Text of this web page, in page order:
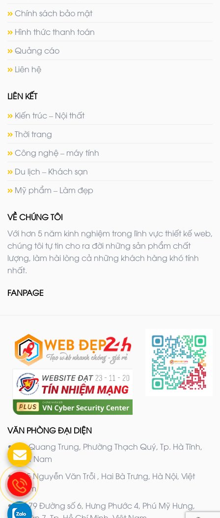
Chính sách bảo mật
Hình thức thanh toán
Quảng cáo
Liên hệ
LIÊN KẾT
Kiến trúc – Nội thất
Thời trang
Công nghệ – máy tính
Du lịch – Khách sạn
Mỹ phẩm – Làm đẹp
VỀ CHÚNG TÔI
Với hơn 5 năm kinh nghiệm trong lĩnh vực thiết kế web,
chúng tôi tự tin cho ra đời những sản phẩm chất
lượng, làm hài lòng cả những khách hàng khó tính
nhất.
FANPAGE
VĂN PHÒNG ĐẠI DIỆN
20 Quang Trung, Phường Thạch Quý, Tp. Hà Tĩnh,
Việt Nam
205 Nguyễn Văn Trỗi , Hai Bà Trưng, Hà Nội, Việt
Nam
Số 79 Đường số 6, Hưng Phước 4, Phú Mỹ Hưng,